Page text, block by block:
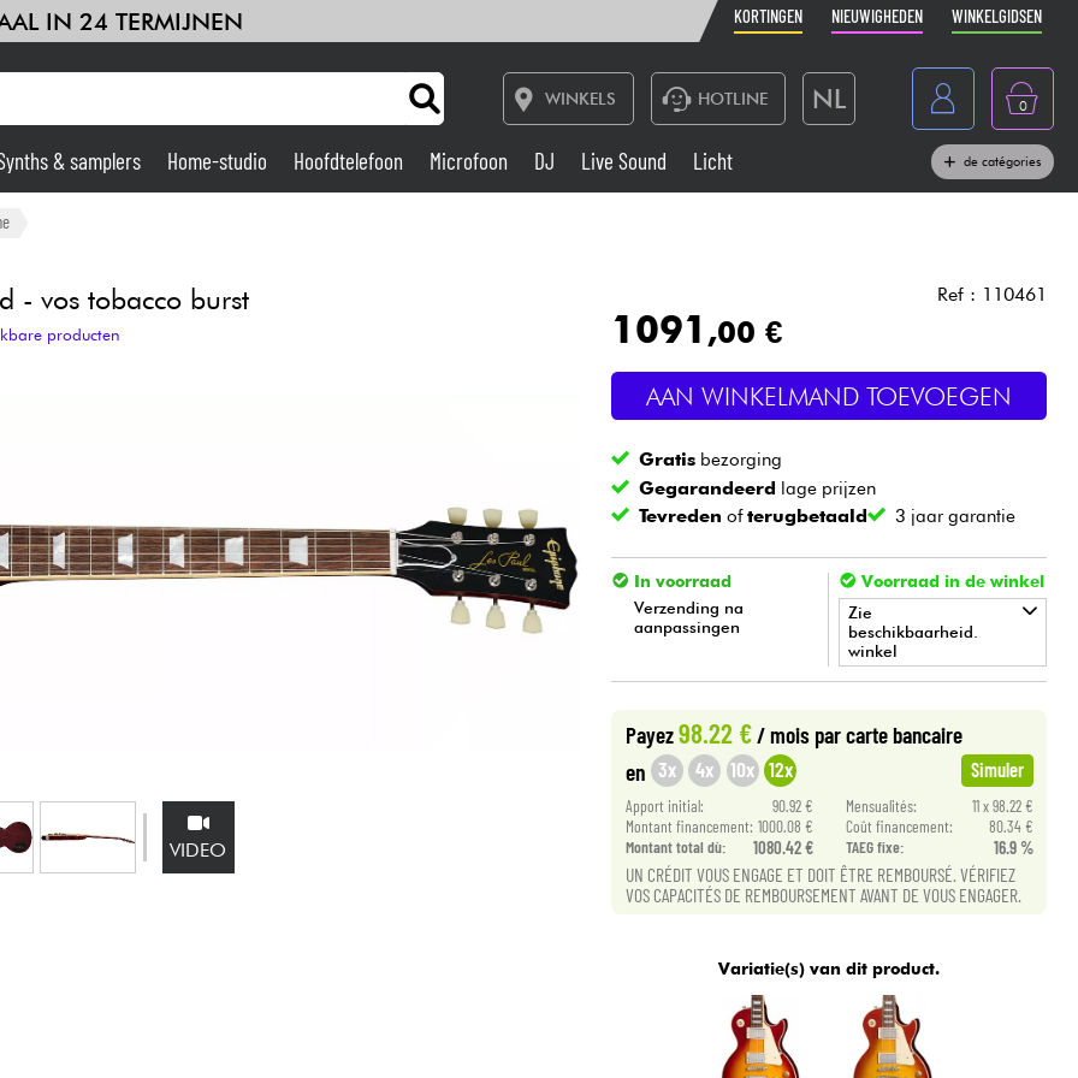
IN 24 TERMIJNEN KORTINGEN NIEUWIGHEDEN WINKELGIDSEN
WINKELS HOTLINE NL
France
Belgique
Deutschland
0
Home-studio
Live Sound
Blaasinstrument
Kabels & toebehoren
Sets
& samplers Home-studio Hoofdtelefoon Microfoon DJ Live Sound Licht de catégories
- vos tobacco burst
producten
VIDEO
Ref : 110461
1091 ,00 €
AAN WINKELMAND TOEVOEGEN
Gratis bezorging
Gegarandeerd lage prijzen
Tevreden ofterugbetaald 3 jaar garantie
In voorraad
Verzending na
aanpassingen
Voorraad in de winkel
Zie
beschikbaarheid.
winkel
•
Payez98.22 €/ mois par carte bancaire
en 3x 4x 10x 12x Simuler
Apport initial: 90.92 € Mensualités:
11 x 98.22 €
Montant financement: 1000.08 € Coût financement:
80.34 €
Montant total dù:
1080.42 € TAEG fixe: 16.9 %
UN CRÉDIT VOUS ENGAGE ET DOIT ÊTRE REMBOURSÉ. VÉRIFIEZ
VOS CAPACITÉS DE REMBOURSEMENT AVANT DE VOUS ENGAGER.
Variatie(s) van dit product.